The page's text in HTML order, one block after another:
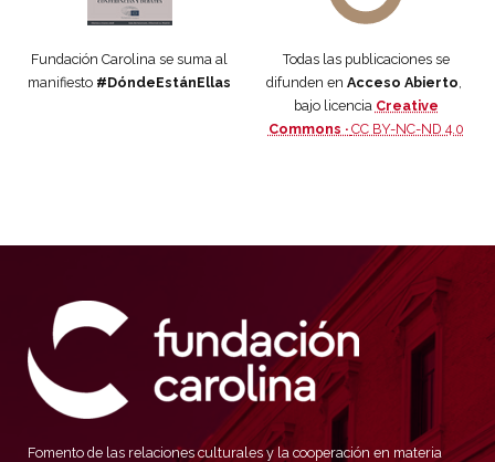
Fundación Carolina se suma al
manifiesto #DóndeEstánEllas
Todas las publicaciones se
difunden en Acceso Abierto,
bajo licencia Creative
Commons · CC BY-NC-ND 4.0
Fomento de las relaciones culturales y la cooperación en materia